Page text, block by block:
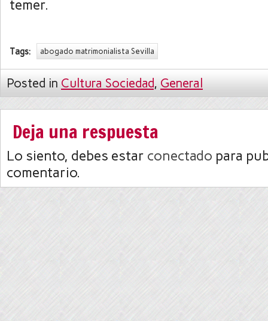
temer.
Tags: abogado matrimonialista Sevilla
Posted in Cultura Sociedad, General
Deja una respuesta
Lo siento, debes estar conectado para
comentario.